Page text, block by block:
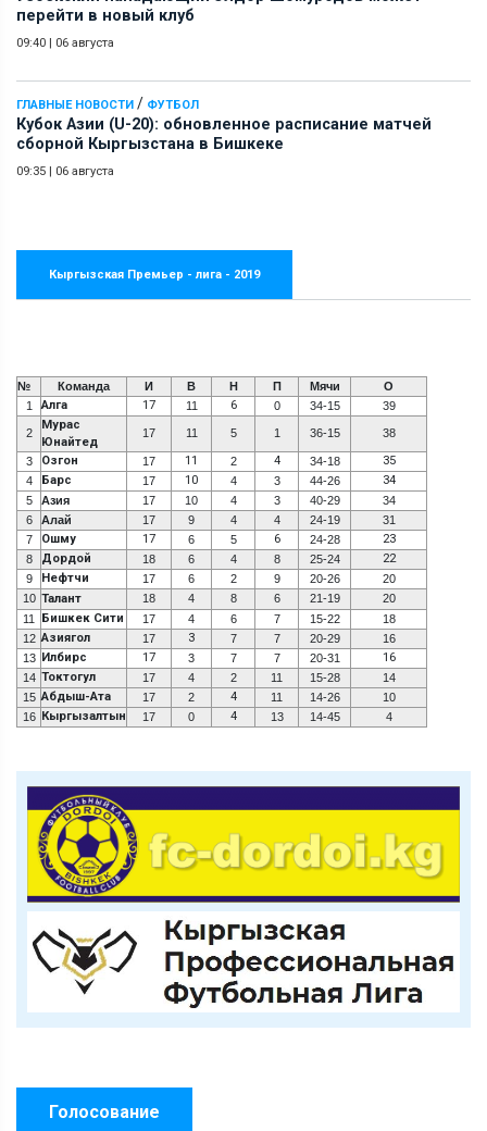
перейти в новый клуб
09:40 | 06 августа
ГЛАВНЫЕ НОВОСТИ / ФУТБОЛ
Кубок Азии (U-20): обновленное расписание матчей
сборной Кыргызстана в Бишкеке
09:35 | 06 августа
Кыргызская Премьер - лига - 2019
№ Команда И В Н П Мячи
О
1
Алга 17 11 6 0 34-15 39
2
Мурас
Юнайтед
17 11 5 1 36-15 38
3 Озгон 17 11 2 4 34-18 35
4 Барс 17 10 4 3 44-26 34
5 Азия 17 10 4 3 40-29
34
6
Алай 17 9 4 4 24-19
31
7
Ошму 17 6 5 6 24-28 23
8 Дордой 18 6 4 8 25-24 22
9 Нефтчи 17 6 2 9 20-26
20
10 Талант 18 4 8 6 21-19
20
11
Бишкек Сити 17 4 6 7 15-22
18
12 Азиягол 17 3 7 7 20-29
16
13 Илбирс 17 3 7 7 20-31 16
14 Токтогул 17 4 2 11 15-28
14
15 Абдыш-Ата 17 2 4 11 14-26
10
16 Кыргызалтын 17 0 4 13 14-45 4
Голосование